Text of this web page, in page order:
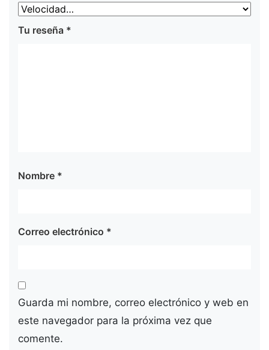
Tu reseña *
Nombre *
Correo electrónico *
Guarda mi nombre, correo electrónico y web en
este navegador para la próxima vez que
comente.